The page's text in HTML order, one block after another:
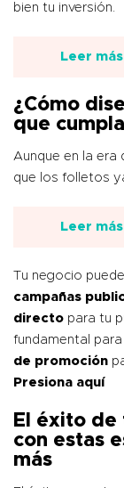
bien tu inversión.
Leer más
¿Cómo
que
Aunque en la era
que los folletos
Leer más
Tu negocio puede
campañas
directo para tu
fundamental para
de promoción
Presiona aquí
El éxito
con estas
más